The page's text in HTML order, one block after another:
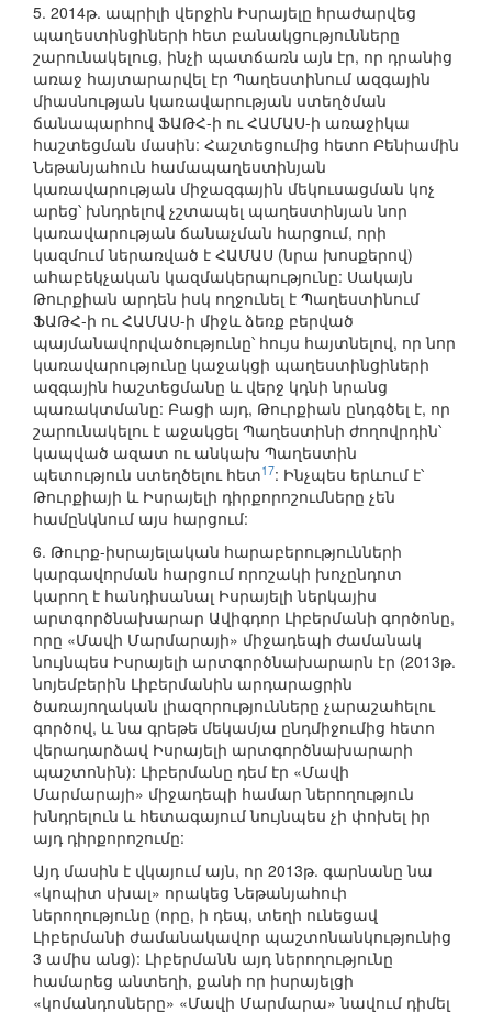
5. 2014թ. ապրիլի վերջին Իսրայելը հրաժարվեց
պաղեստինցիների հետ բանակցությունները
շարունակելուց, ինչի պատճառն այն էր, որ դրանից
առաջ հայտարարվել էր Պաղեստինում ազգային
միասնության կառավարության ստեղծման
ճանապարհով ՖԱԹՀ-ի ու ՀԱՄԱՍ-ի առաջիկա
հաշտեցման մասին: Հաշտեցումից հետո Բենիամին
Նեթանյահուն համապաղեստինյան
կառավարության միջազգային մեկուսացման կոչ
արեց՝ խնդրելով չշտապել պաղեստինյան նոր
կառավարության ճանաչման հարցում, որի
կազմում ներառված է ՀԱՄԱՍ (նրա խոսքերով)
ահաբեկչական կազմակերպությունը: Սակայն
Թուրքիան արդեն իսկ ողջունել է Պաղեստինում
ՖԱԹՀ-ի ու ՀԱՄԱՍ-ի միջև ձեռք բերված
պայմանավորվածությունը՝ հույս հայտնելով, որ նոր
կառավարությունը կաջակցի պաղեստինցիների
ազգային հաշտեցմանը և վերջ կդնի նրանց
պառակտմանը: Բացի այդ, Թուրքիան ընդգծել է, որ
շարունակելու է աջակցել Պաղեստինի ժողովրդին՝
կապված ազատ ու անկախ Պաղեստին
պետություն ստեղծելու հետ17: Ինչպես երևում է՝
Թուրքիայի և Իսրայելի դիրքորոշումները չեն
համընկնում այս հարցում:
6. Թուրք-իսրայելական հարաբերությունների
կարգավորման հարցում որոշակի խոչընդոտ
կարող է հանդիսանալ Իսրայելի ներկայիս
արտգործնախարար Ավիգդոր Լիբերմանի գործոնը,
որը «Մավի Մարմարայի» միջադեպի ժամանակ
նույնպես Իսրայելի արտգործնախարարն էր (2013թ.
նոյեմբերին Լիբերմանին արդարացրին
ծառայողական լիազորությունները չարաշահելու
գործով, և նա գրեթե մեկամյա ընդմիջումից հետո
վերադարձավ Իսրայելի արտգործնախարարի
պաշտոնին): Լիբերմանը դեմ էր «Մավի
Մարմարայի» միջադեպի համար ներողություն
խնդրելուն և հետագայում նույնպես չի փոխել իր
այդ դիրքորոշումը:
Այդ մասին է վկայում այն, որ 2013թ. գարնանը նա
«կոպիտ սխալ» որակեց Նեթանյահուի
ներողությունը (որը, ի դեպ, տեղի ունեցավ
Լիբերմանի ժամանակավոր պաշտոնանկությունից
3 ամիս անց): Լիբերմանն այդ ներողությունը
համարեց անտեղի, քանի որ իսրայելցի
«կոմանդոսները» «Մավի Մարմարա» նավում դիմել